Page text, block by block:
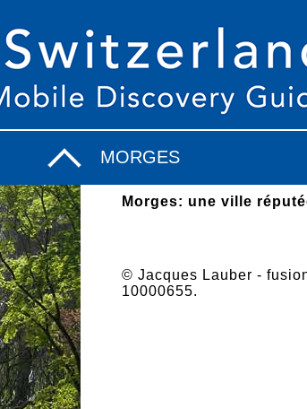
MORGES
Morges: une ville
© Jacques Lauber -
10000655.